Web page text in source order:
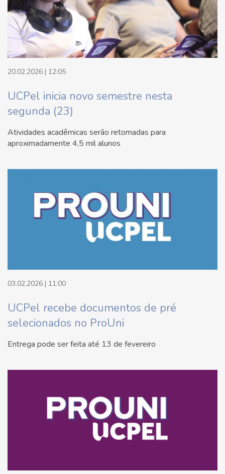
20.02.2026 | 12:05
UCPel inicia novo semestre nesta
segunda (23)
Atividades acadêmicas serão retomadas para
aproximadamente 4,5 mil alunos
03.02.2026 | 11:00
UCPel recebe documentos de pré
selecionados no ProUni
Entrega pode ser feita até 13 de fevereiro